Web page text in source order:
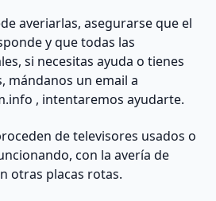
averiarlas, asegurarse que el
y que todas las
si necesitas ayuda o tienes
mándanos un email a
, intentaremos ayudarte.
de televisores usados o
con la avería de
otras placas rotas.